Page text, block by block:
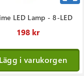
LED Lamp - 8-LED
198 kr
Lägg i varukorgen